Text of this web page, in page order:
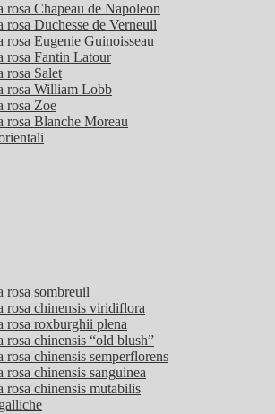
rosa Chapeau de Napoleon
rosa Duchesse de Verneuil
rosa Eugenie Guinoisseau
rosa Fantin Latour
rosa Salet
rosa William Lobb
rosa Zoe
rosa Blanche Moreau
rosa sombreuil
rosa chinensis viridiflora
rosa roxburghii plena
rosa chinensis “old blush”
rosa chinensis semperflorens
rosa chinensis sanguinea
rosa chinensis mutabilis